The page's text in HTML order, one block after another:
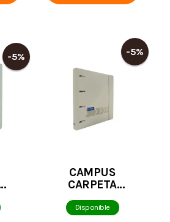
-5% -5%
CAMPUS
CARPETA
CAMPUS
Disponible